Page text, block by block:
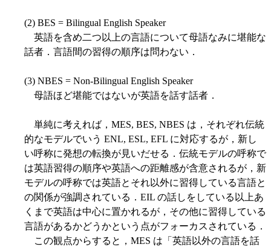
(2) BES = Bilingual English Speaker
英語を含め二つ以上の言語について母語なみに堪能な
話者．言語間の習得の順序は問わない．
(3) NBES = Non-Bilingual English Speaker
母語ほど堪能ではないが英語を話す話者．
単純に考えれば，MES, BES, NBES は，それぞれ伝統
的なモデルでいう ENL, ESL, EFL に対応するが，新し
い呼称に発想の転換が見いだせる．伝統モデルの呼称で
は英語習得の順序や英語への距離感が含意されるが，新
モデルの呼称では英語とそれ以外に習得している言語と
の関係が強調されている．EIL の話しをしている以上あ
くまで英語は中心に置かれるが，その他に習得している
言語があるかどうかという点がフォーカスされている．
この観点からすると，MES は「英語以外の言語を話